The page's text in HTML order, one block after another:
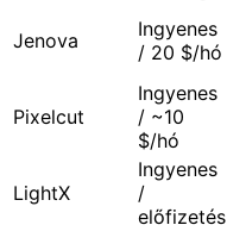
Jenova
Ingyenes
/ 20 $/hó
Pixelcut
Ingyenes
/ ~10
$/hó
LightX
Ingyenes
/
előfizetés